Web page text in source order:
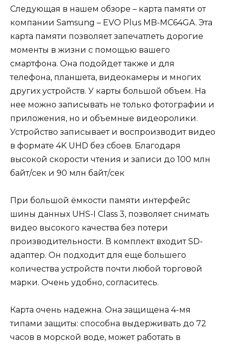
Следующая в нашем обзоре – карта памяти от
компании Samsung – EVO Plus MB-MC64GA. Эта
карта памяти позволяет запечатлеть дорогие
моменты в жизни с помощью вашего
смартфона. Она подойдет также и для
телефона, планшета, видеокамеры и многих
других устройств. У карты большой объем. На
нее можно записывать не только фотографии и
приложения, но и объемные видеоролики.
Устройство записывает и воспроизводит видео
в формате 4K UHD без сбоев. Благодаря
высокой скорости чтения и записи до 100 млн
байт/сек и 90 млн байт/сек
При большой ёмкости памяти интерфейс
шины данных UHS-I Class 3, позволяет снимать
видео высокого качества без потери
производительности. В комплект входит SD-
адаптер. Он подходит для еще большего
количества устройств почти любой торговой
марки. Очень удобно, согласитесь.
Карта очень надежна. Она защищена 4-мя
типами защиты: способна выдерживать до 72
часов в морской воде, может работать в